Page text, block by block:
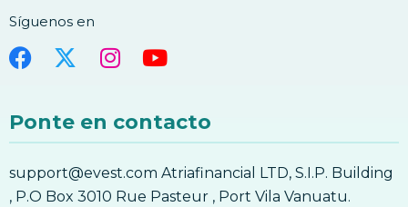
Síguenos en
Ponte en contacto
support@evest.com Atriafinancial LTD, S.I.P. Building
, P.O Box 3010 Rue Pasteur , Port Vila Vanuatu.